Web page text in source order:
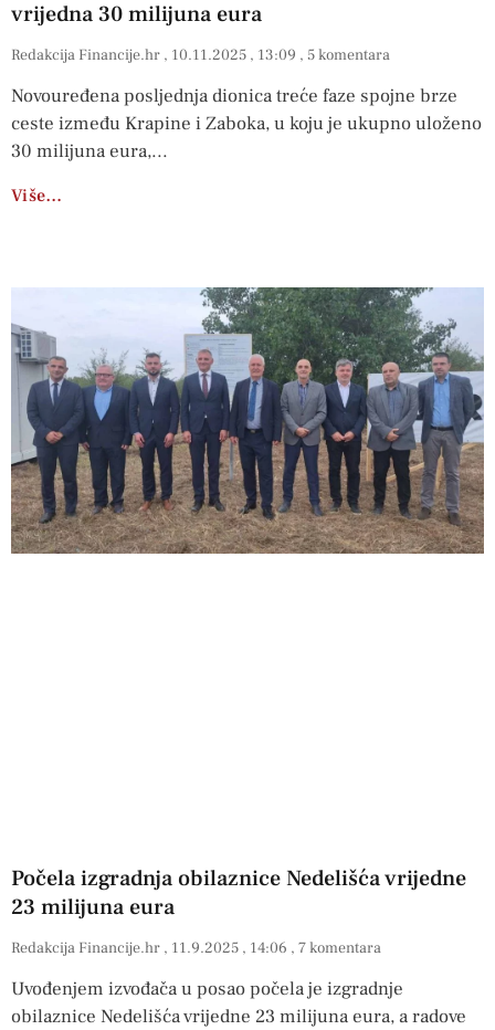
vrijedna 30 milijuna eura
Redakcija Financije.hr 10.11.2025 13:09 5 komentara
Novouređena posljednja dionica treće faze spojne brze
ceste između Krapine i Zaboka, u koju je ukupno uloženo
30 milijuna eura,
Više…
Počela izgradnja obilaznice Nedelišća vrijedne
23 milijuna eura
Redakcija Financije.hr 11.9.2025 14:06 7 komentara
Uvođenjem izvođača u posao počela je izgradnje
obilaznice Nedelišća vrijedne 23 milijuna eura, a radove